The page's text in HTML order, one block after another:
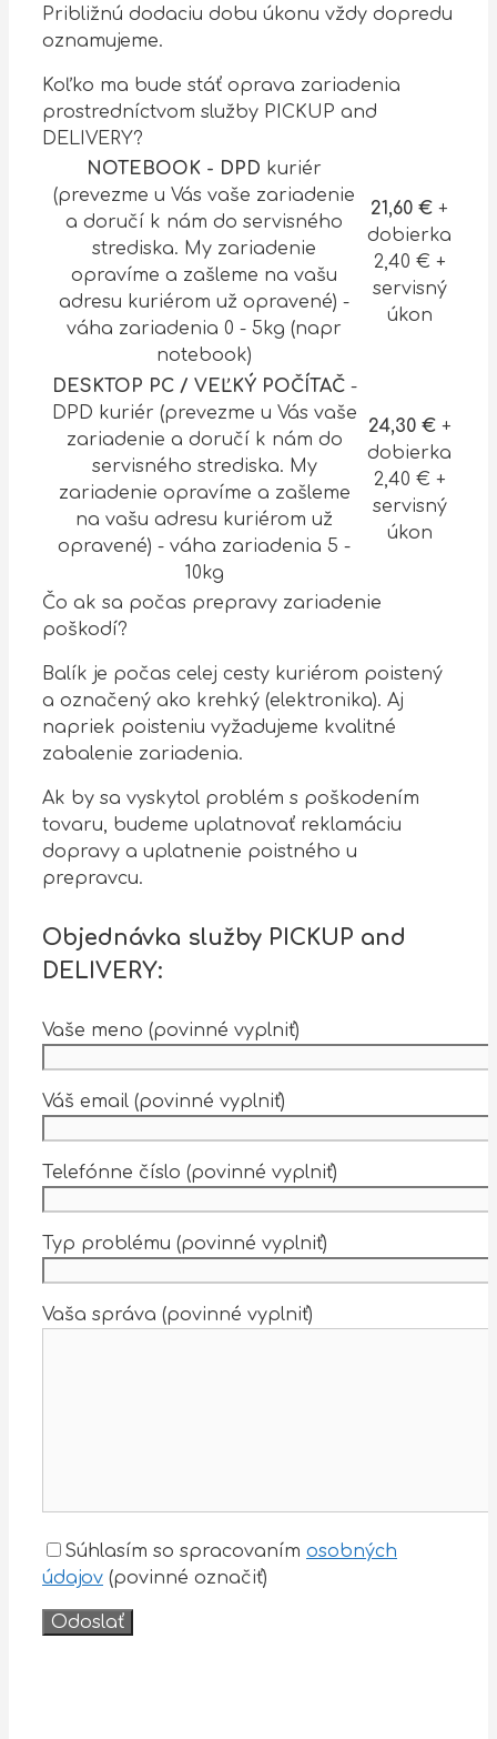
Približnú dodaciu dobu úkonu vždy dopredu
oznamujeme.
Koľko ma bude stáť oprava zariadenia
prostredníctvom služby PICKUP and
DELIVERY?
NOTEBOOK - DPD kuriér
(prevezme u Vás vaše zariadenie
a doručí k nám do servisného
strediska. My zariadenie
opravíme a zašleme na vašu
adresu kuriérom už opravené) -
váha zariadenia 0 - 5kg (napr
notebook)
21,60 € +
dobierka
2,40 € +
servisný
úkon
DESKTOP PC / VEĽKÝ POČÍTAČ-
DPD kuriér (prevezme u Vás vaše
zariadenie a doručí k nám do
servisného strediska. My
zariadenie opravíme a zašleme
na vašu adresu kuriérom už
opravené) - váha zariadenia 5 -
10kg
24,30 €+
dobierka
2,40 € +
servisný
úkon
Čo ak sa počas prepravy zariadenie
poškodí?
Balík je počas celej cesty kuriérom poistený
a označený ako krehký (elektronika). Aj
napriek poisteniu vyžadujeme kvalitné
zabalenie zariadenia.
Ak by sa vyskytol problém s poškodením
tovaru, budeme uplatnovať reklamáciu
dopravy a uplatnenie poistného u
prepravcu.
Objednávka služby PICKUP and
DELIVERY:
Vaše meno (povinné vyplniť)
Váš email (povinné vyplniť)
Telefónne číslo (povinné vyplniť)
Typ problému (povinné vyplniť)
Vaša správa (povinné vyplniť)
Súhlasím so spracovaním osobných
údajov (povinné označiť)